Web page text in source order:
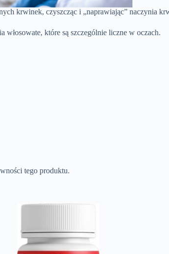
krwinek, czyszcząc i „naprawiając” naczynia
włosowate, które są szczególnie liczne w oczach.
tego produktu.